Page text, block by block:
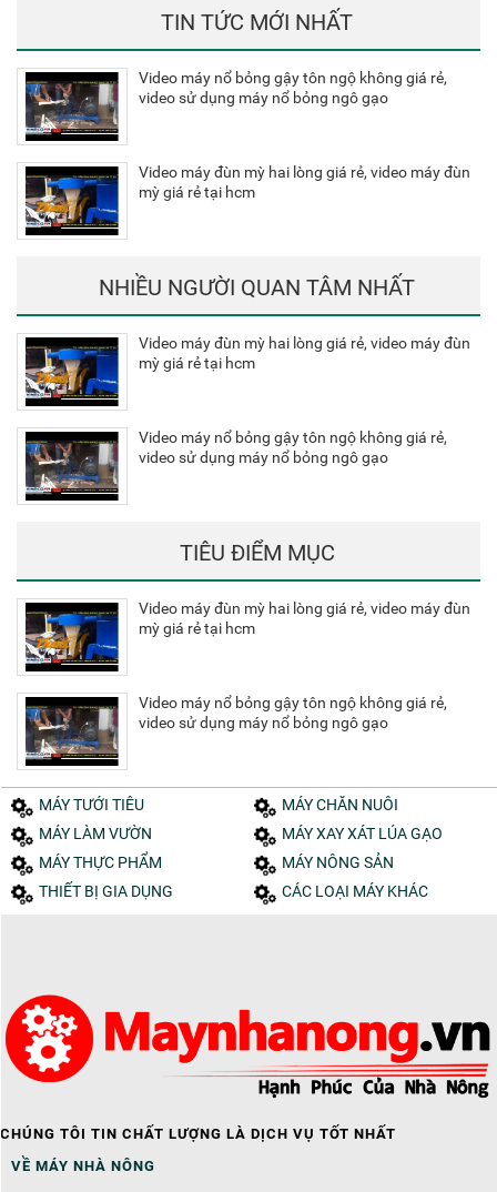
TIN TỨC MỚI NHẤT
Video máy nổ bỏng gậy tôn ngộ không giá rẻ,
video sử dụng máy nổ bỏng ngô gạo
Video máy đùn mỳ hai lòng giá rẻ, video máy đùn
mỳ giá rẻ tại hcm
NHIỀU NGƯỜI QUAN TÂM NHẤT
Video máy đùn mỳ hai lòng giá rẻ, video máy đùn
mỳ giá rẻ tại hcm
Video máy nổ bỏng gậy tôn ngộ không giá rẻ,
video sử dụng máy nổ bỏng ngô gạo
TIÊU ĐIỂM MỤC
Video máy đùn mỳ hai lòng giá rẻ, video máy đùn
mỳ giá rẻ tại hcm
Video máy nổ bỏng gậy tôn ngộ không giá rẻ,
video sử dụng máy nổ bỏng ngô gạo
MÁY TƯỚI TIÊU
MÁY CHĂN NUÔI
MÁY LÀM VƯỜN
MÁY XAY XÁT LÚA GẠO
MÁY THỰC PHẨM
MÁY NÔNG SẢN
THIẾT BỊ GIA DỤNG
CÁC LOẠI MÁY KHÁC
CHÚNG TÔI TIN CHẤT LƯỢNG LÀ DỊCH VỤ TỐT NHẤT
VỀ MÁY NHÀ NÔNG